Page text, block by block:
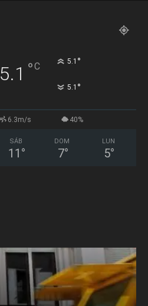
5.1 °C 5.1 °
5.1 °
6.3m/s 40%
SÁB
11 °
DOM
7°
LUN
5°